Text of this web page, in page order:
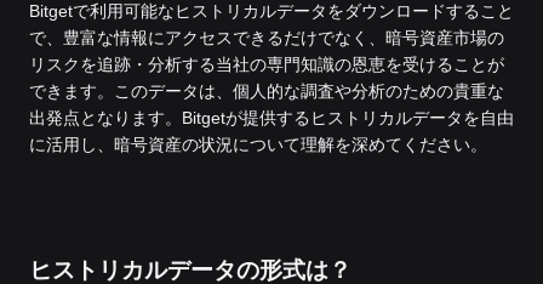
Bitgetで利用可能なヒストリカルデータをダウンロードすること
で、豊富な情報にアクセスできるだけでなく、暗号資産市場の
リスクを追跡・分析する当社の専門知識の恩恵を受けることが
できます。このデータは、個人的な調査や分析のための貴重な
出発点となります。Bitgetが提供するヒストリカルデータを自由
に活用し、暗号資産の状況について理解を深めてください。
ヒストリカルデータの形式は？